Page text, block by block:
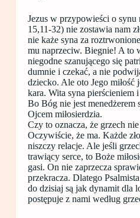
Jezus w przypowieści o
15,11-32) nie zostawia nam
nie każe syna za
mu naprzeciw. Biegnie! A to
niegodne szanującego się
dumnie i czekać, a nie
dziecko. Ale oto Jego miłość
kara. Wita syna pierścieniem
Bo Bóg nie jest
Ojcem miłosierdzia.
Czy to oznacza, że grzech
Oczywiście, że ma. Każde
niszczy relacje. Ale jeśli
trawiący serce, to Boże
gasi. On nie zaprzecza
przekracza. Dlatego
do dzisiaj są jak dynamit dla
postępuje z nami według